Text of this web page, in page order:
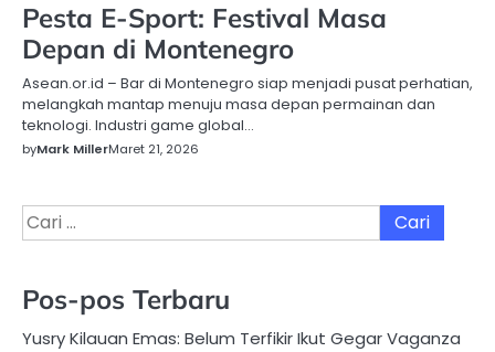
Pesta E-Sport: Festival Masa
Depan di Montenegro
Asean.or.id – Bar di Montenegro siap menjadi pusat perhatian,
melangkah mantap menuju masa depan permainan dan
teknologi. Industri game global…
byMark MillerMaret 21, 2026
Cari
untuk:
Pos-pos Terbaru
Yusry Kilauan Emas: Belum Terfikir Ikut Gegar Vaganza